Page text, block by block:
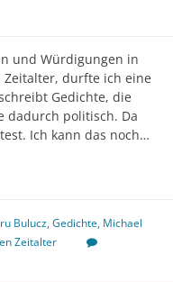
und Würdigungen in
durfte ich eine
Gedichte, die
dadurch politisch. Da
Ich kann das noch…
Bulucz,Gedichte, Michael
Zeitalter